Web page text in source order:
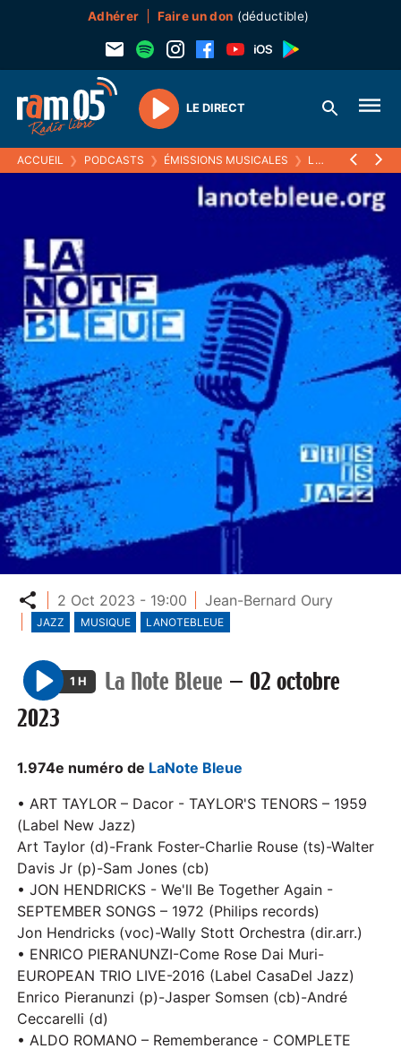
Adhérer Faire un don (déductible)
Play
LE DIRECT
ACCUEIL ❯ PODCASTS ❯ ÉMISSIONS MUSICALES ❯ LA NOTE BLEUE
Partager
2 Oct 2023 - 19:00 Jean-Bernard Oury
JAZZ MUSIQUE LANOTEBLEUE
P
l
y
1 H La Note Bleue — 02 octobre
2023
1.974e numéro de LaNote Bleue
• ART TAYLOR – Dacor - TAYLOR'S TENORS – 1959
(Label New Jazz)
Art Taylor (d)-Frank Foster-Charlie Rouse (ts)-Walter
Davis Jr (p)-Sam Jones (cb)
• JON HENDRICKS - We'll Be Together Again -
SEPTEMBER SONGS – 1972 (Philips records)
Jon Hendricks (voc)-Wally Stott Orchestra (dir.arr.)
• ENRICO PIERANUNZI-Come Rose Dai Muri-
EUROPEAN TRIO LIVE-2016 (Label CasaDel Jazz)
Enrico Pieranunzi (p)-Jasper Somsen (cb)-André
Ceccarelli (d)
• ALDO ROMANO – Rememberance - COMPLETE